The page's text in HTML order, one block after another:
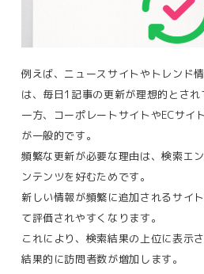
例えば、ニュースサイトやトレンド
は、 毎日1記事の更新が理想的とされ
一方、
コーポレートサイトやECサイ
が一般的です​。
頻繁な更新が必要な理由は、検索エ
ンテンツを好むためです。
新しい情報が頻繁に追加されるサイ
て評価されやすくなります。
これにより、 検索結果の上位に表示
結果的に訪問者数が増加します。